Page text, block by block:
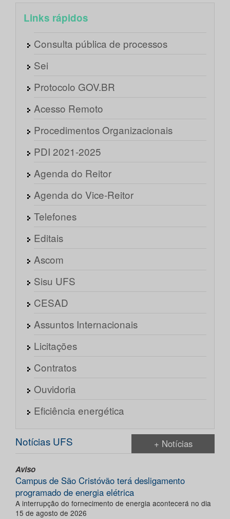
Links rápidos
Consulta pública de processos
Sei
Protocolo GOV.BR
Acesso Remoto
Procedimentos Organizacionais
PDI 2021-2025
Agenda do Reitor
Agenda do Vice-Reitor
Telefones
Editais
Ascom
Sisu UFS
CESAD
Assuntos Internacionais
Licitações
Contratos
Ouvidoria
Eficiência energética
Notícias UFS + Notícias
Aviso
Campus de São Cristóvão terá desligamento
programado de energia elétrica
A interrupção do fornecimento de energia acontecerá no dia
15 de agosto de 2026